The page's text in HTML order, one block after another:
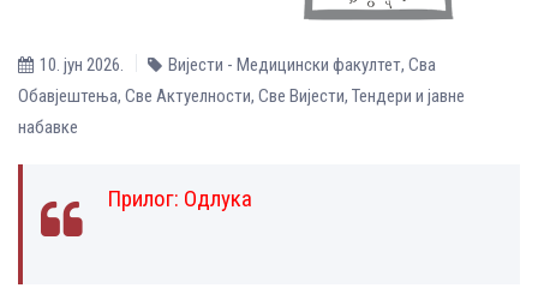
10. јун 2026. Вијести - Медицински факултет, Сва
Обавјештења, Све Aктуелности, Све Вијести, Тендери и јавне
набавке
Прилог: Одлука